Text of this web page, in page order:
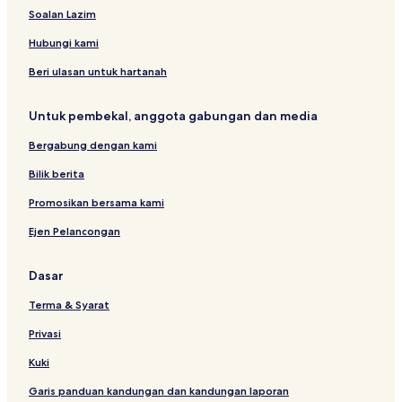
a
n
i
n
i
a
n
a
s
Soalan Lazim
Hubungi kami
Beri ulasan untuk hartanah
Untuk pembekal, anggota gabungan dan media
Bergabung dengan kami
Bilik berita
Promosikan bersama kami
Ejen Pelancongan
Dasar
Terma & Syarat
Privasi
Kuki
Garis panduan kandungan dan kandungan laporan